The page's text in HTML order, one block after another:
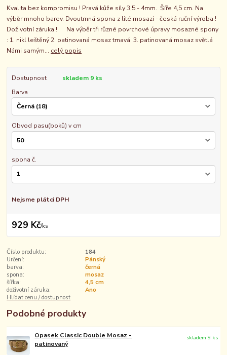
Kvalita bez kompromisu ! Pravá kůže síly 3,5 - 4mm. Šíře 4,5 cm. Na
výběr mnoho barev. Dvoutrnná spona z lité mosazi - česká ruční výroba !
Doživotní záruka ! Na výběr tři různé povrchové úpravy mosazné spony
: 1. nikl leštěný 2. patinovaná mosaz tmavá 3. patinovaná mosaz světlá
Námi samým... celý popis
Dostupnost
skladem 9 ks
Barva
Obvod pasu(boků) v cm
spona č.
Nejsme plátci DPH
929 Kč/ks
Číslo produktu:
184
Určení:
Pánský
barva:
černá
spona:
mosaz
šířka:
4,5 cm
doživotní záruka:
Ano
Hlídat cenu / dostupnost
Podobné produkty
Opasek Classic Double Mosaz -
patinovaný
skladem 9 ks